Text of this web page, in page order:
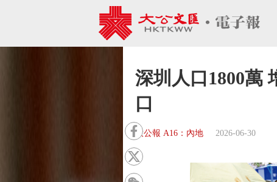
深圳人口1800萬
口
大公報 A16：內地 2026-06-30